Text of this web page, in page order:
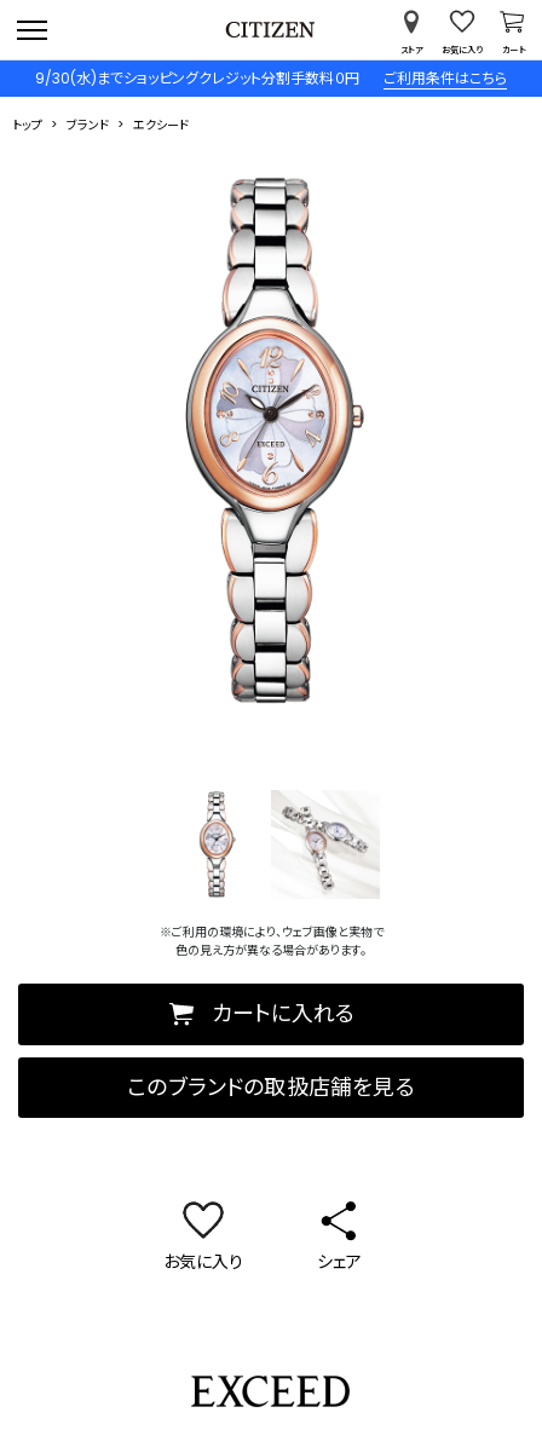
9/30(水)までショッピングクレジット分割手数料０円 ご利用条件はこちら
ストア お気に入り カート
トップ ブランド エクシード
※ご利用の環境により、ウェブ画像と実物で
色の見え方が異なる場合があります。
カートに入れる
このブランドの取扱店舗を見る
お気に入り シェア